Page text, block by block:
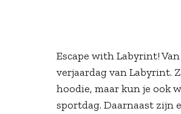
Escape with Labyrint!
verjaardag van Labyrint.
hoodie, maar kun je ook
sportdag. Daarnaast zijn